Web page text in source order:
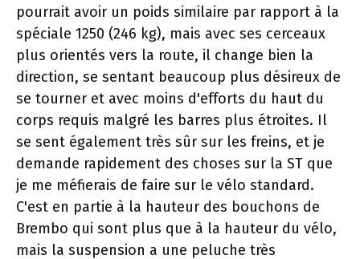
pourrait avoir un poids similaire par rapport à la
spéciale 1250 (246 kg), mais avec ses cerceaux
plus orientés vers la route, il change bien la
direction, se sentant beaucoup plus désireux de
se tourner et avec moins d'efforts du haut du
corps requis malgré les barres plus étroites. Il
se sent également très sûr sur les freins, et je
demande rapidement des choses sur la ST que
je me méfierais de faire sur le vélo standard.
C'est en partie à la hauteur des bouchons de
Brembo qui sont plus que à la hauteur du vélo,
mais la suspension a une peluche très